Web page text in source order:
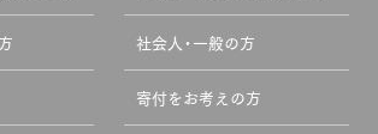
社会人・一般の方
寄付をお考えの方